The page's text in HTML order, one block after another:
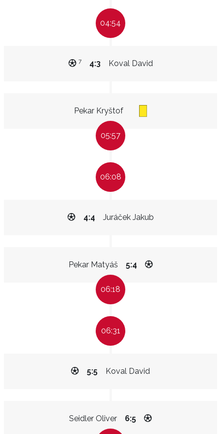
04:54
Koval David
4:3
7
Pekar Kryštof
05:57
06:08
Juráček Jakub
4:4
Pekar Matyáš 5:4
06:18
06:31
Koval David
5:5
Seidler Oliver 6:5